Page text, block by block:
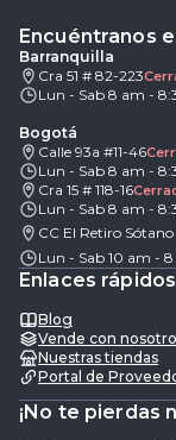
Encuéntranos
Barranquilla
Cra 51 # 82-223
Lun - Sab 8 am -
Bogotá
Calle 93a #11-46
Lun - Sab 8 am -
Cra 15 # 118-16
Lun - Sab 8 am -
CC El Retiro Sótano
Lun - Sab 10 am -
Enlaces rápidos
Blog
Vende con
Nuestras tiendas
Portal de
¡No te pierdas